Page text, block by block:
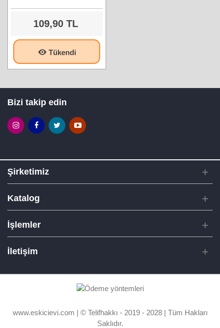
109,90 TL
Tükendi
Bizi takip edin
Şirketimiz
Katalog
İşlemler
İletişim
www.eskicievi.com | © Telifhakkı - 2019 - 2028 | Tüm Hakları
Saklıdır.